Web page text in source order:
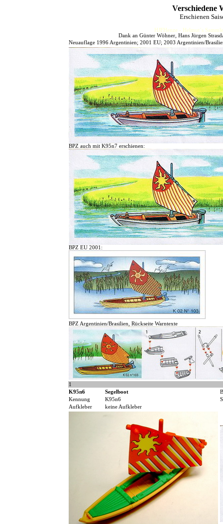
Verschiedene
Erschienen
HJFHenze - Helmut´s
Dank an Günter Wöhner, Hans Jürgen
Neuauflage 1996 Argentinien; 2001 EU; 2003 Argentinien/
BPZ auch mit K95n7 erschienen:
BPZ EU 2001:
BPZ Argentinien/Brasilien, Rückseite Warntexte
1
K95n6
Segelboot
Kennung
K95n6
Aufkleber
keine Aufkleber